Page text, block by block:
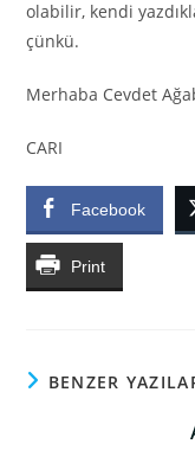
olabilir, kendi
çünkü.
Merhaba Cevdet
CARI
Facebook
Print
BENZER